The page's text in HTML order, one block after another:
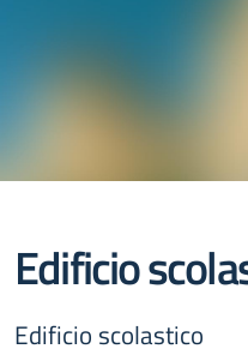
Edificio
Edificio scolastico